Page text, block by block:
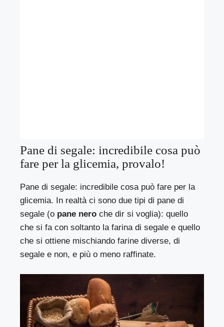
Pane di segale: incredibile cosa può
fare per la glicemia, provalo!
Pane di segale: incredibile cosa può fare per la
glicemia. In realtà ci sono due tipi di pane di
segale (o pane nero che dir si voglia): quello
che si fa con soltanto la farina di segale e quello
che si ottiene mischiando farine diverse, di
segale e non, e più o meno raffinate.